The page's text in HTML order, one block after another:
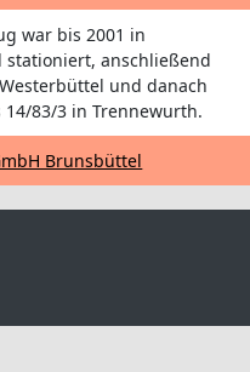
war bis 2001 in
stationiert, anschließend
und danach
14/83/3 in Trennewurth.
Brunsbüttel